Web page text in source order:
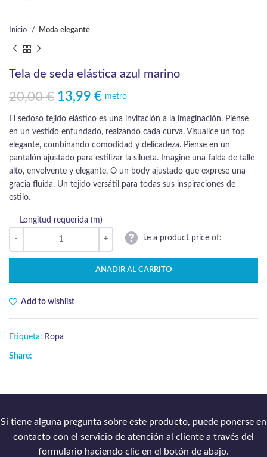
Inicio Moda elegante
Tela de seda elástica azul marino
20,00€
El precio original era: 20,00 €.
13,99 €
El precio actual es: 13,99 €.metro
El sedoso tejido elástico es una invitación a la imaginación. Piense
en un vestido enfundado, realzando cada curva. Visualice un top
elegante, combinando comodidad y delicadeza. Piense en un
pantalón ajustado para estilizar la silueta. Imagine una falda de talle
alto, envolvente y elegante. O un body ajustado que exprese una
gracia fluida. Un tejido versátil para todas sus inspiraciones de
estilo.
Longitud requerida (m)
i.e a product price of:
AÑADIR AL CARRITO
Add to wishlist
Etiqueta: Ropa
Share:
Si tiene alguna pregunta sobre este producto, puede ponerse en
contacto con el servicio de atención al cliente a través del
formulario haciendo clic en el botón de abajo.